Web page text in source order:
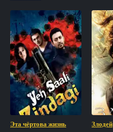
Эта чёртова жизнь Злодей